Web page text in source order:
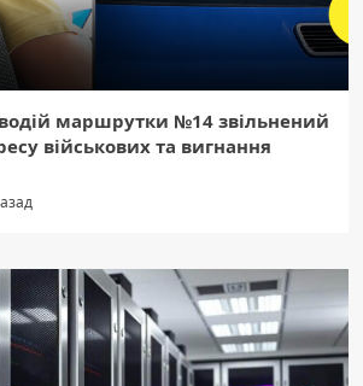
маршрутки №14 звільнений
військових та вигнання